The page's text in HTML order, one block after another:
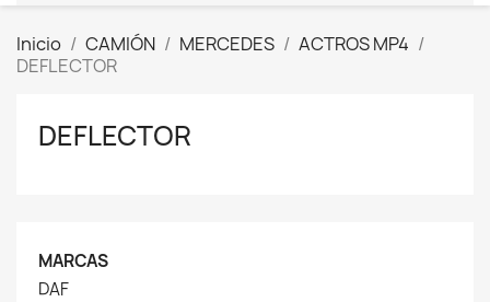
Inicio CAMIÓN MERCEDES
ACTROS MP4
DEFLECTOR
DEFLECTOR
MARCAS
DAF